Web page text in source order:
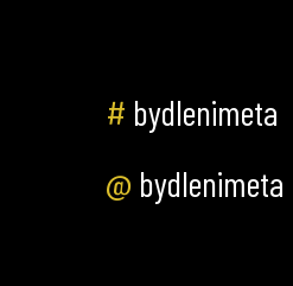
# bydlenimeta
@ bydlenimeta